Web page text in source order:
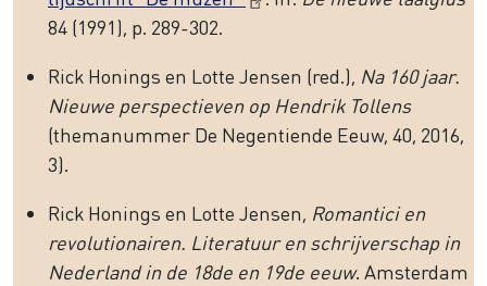
84 (1991), p. 289-302.
Rick Honings en Lotte Jensen (red.), Na 160 jaar.
Nieuwe perspectieven op Hendrik Tollens
(themanummer De Negentiende Eeuw, 40, 2016,
3).
Rick Honings en Lotte Jensen, Romantici en
revolutionairen. Literatuur en schrijverschap in
Nederland in de 18de en 19de eeuw. Amsterdam